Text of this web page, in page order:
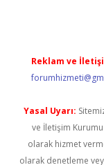
Reklam ve
Yasal Uyarı:
ve İletişim Kurumu
olarak hizmet
olarak denetleme